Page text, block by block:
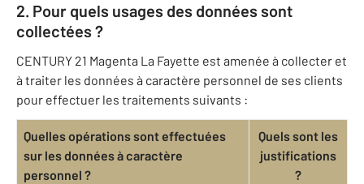
2. Pour quels usages des données sont
collectées ?
CENTURY 21 Magenta La Fayette est amenée à collecter et
à traiter les données à caractère personnel de ses clients
pour effectuer les traitements suivants :
Quelles opérations sont effectuées
sur les données à caractère
personnel ?
Quels sont les
justifications
?